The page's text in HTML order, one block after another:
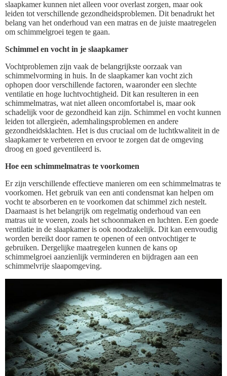
slaapkamer kunnen niet alleen voor overlast zorgen, maar ook
leiden tot verschillende gezondheidsproblemen. Dit benadrukt het
belang van het onderhoud van een matras en de juiste maatregelen
om schimmelgroei tegen te gaan.
Schimmel en vocht in je slaapkamer
Vochtproblemen zijn vaak de belangrijkste oorzaak van
schimmelvorming in huis. In de slaapkamer kan vocht zich
ophopen door verschillende factoren, waaronder een slechte
ventilatie en hoge luchtvochtigheid. Dit kan resulteren in een
schimmelmatras, wat niet alleen oncomfortabel is, maar ook
schadelijk voor de gezondheid kan zijn. Schimmel en vocht kunnen
leiden tot allergieën, ademhalingsproblemen en andere
gezondheidsklachten. Het is dus cruciaal om de luchtkwaliteit in de
slaapkamer te verbeteren en ervoor te zorgen dat de omgeving
droog en goed geventileerd is.
Hoe een schimmelmatras te voorkomen
Er zijn verschillende effectieve manieren om een schimmelmatras te
voorkomen. Het gebruik van een anti condensmat kan helpen om
vocht te absorberen en te voorkomen dat schimmel zich nestelt.
Daarnaast is het belangrijk om regelmatig onderhoud van een
matras uit te voeren, zoals het schoonmaken en luchten. Een goede
ventilatie in de slaapkamer is ook noodzakelijk. Dit kan eenvoudig
worden bereikt door ramen te openen of een ontvochtiger te
gebruiken. Dergelijke maatregelen kunnen de kans op
schimmelgroei aanzienlijk verminderen en bijdragen aan een
schimmelvrije slaapomgeving.